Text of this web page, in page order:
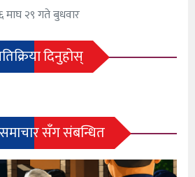
माघ २९ गते बुधवार
दिनुहोस्
सँग संबन्धित